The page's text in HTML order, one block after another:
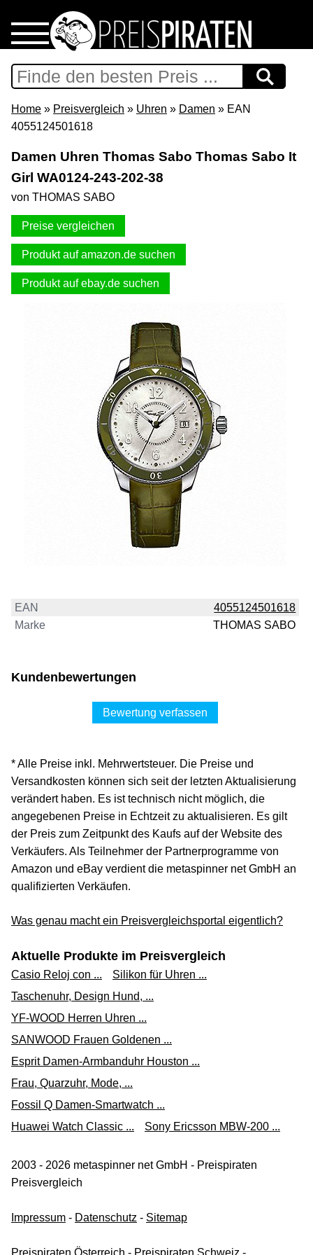
Home
Download
Support & Newsletter
Presse
Datenschutz
Impressum
Home » Preisvergleich » Uhren » Damen » EAN
4055124501618
Damen Uhren Thomas Sabo Thomas Sabo It
Girl WA0124-243-202-38
von THOMAS SABO
Preise vergleichen
Produkt auf amazon.de suchen
Produkt auf ebay.de suchen
EAN
4055124501618
Marke
THOMAS SABO
Kundenbewertungen
Bewertung verfassen
* Alle Preise inkl. Mehrwertsteuer. Die Preise und
Versandkosten können sich seit der letzten Aktualisierung
verändert haben. Es ist technisch nicht möglich, die
angegebenen Preise in Echtzeit zu aktualisieren. Es gilt
der Preis zum Zeitpunkt des Kaufs auf der Website des
Verkäufers. Als Teilnehmer der Partnerprogramme von
Amazon und eBay verdient die metaspinner net GmbH an
qualifizierten Verkäufen.
Was genau macht ein Preisvergleichsportal eigentlich?
Aktuelle Produkte im Preisvergleich
Casio Reloj con ...
Silikon für Uhren ...
Taschenuhr, Design Hund, ...
YF-WOOD Herren Uhren ...
SANWOOD Frauen Goldenen ...
Esprit Damen-Armbanduhr Houston ...
Frau, Quarzuhr, Mode, ...
Fossil Q Damen-Smartwatch ...
Huawei Watch Classic ...
Sony Ericsson MBW-200 ...
2003 - 2026 metaspinner net GmbH - Preispiraten
Preisvergleich
Impressum - Datenschutz - Sitemap